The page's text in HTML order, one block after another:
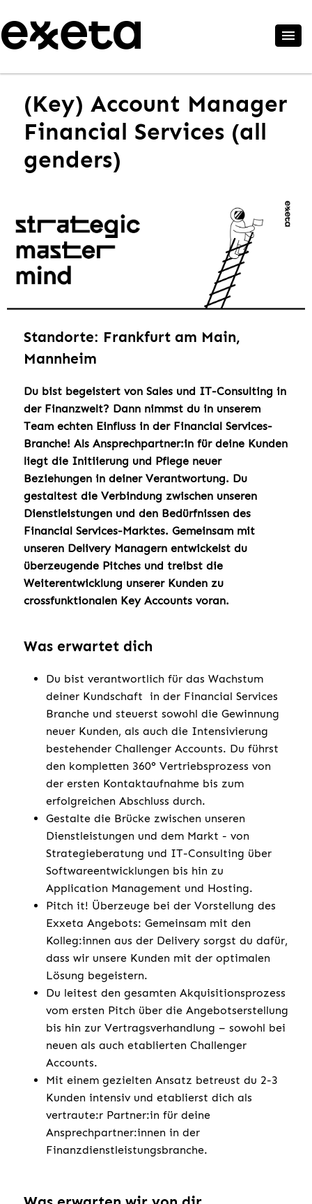
(Key) Account Manager
Financial Services (all
genders)
Standorte: Frankfurt am Main,
Mannheim
Du bist begeistert von Sales und IT-Consulting in
der Finanzwelt? Dann nimmst du in unserem
Team echten Einfluss in der Financial Services-
Branche! Als Ansprechpartner:in für deine Kunden
liegt die Initiierung und Pflege neuer
Beziehungen in deiner Verantwortung. Du
gestaltest die Verbindung zwischen unseren
Dienstleistungen und den Bedürfnissen des
Financial Services-Marktes. Gemeinsam mit
unseren Delivery Managern entwickelst du
überzeugende Pitches und treibst die
Weiterentwicklung unserer Kunden zu
crossfunktionalen Key Accounts voran.
Was erwartet dich
Du bist verantwortlich für das Wachstum
deiner Kundschaft in der Financial Services
Branche und steuerst sowohl die Gewinnung
neuer Kunden, als auch die Intensivierung
bestehender Challenger Accounts. Du führst
den kompletten 360° Vertriebsprozess von
der ersten Kontaktaufnahme bis zum
erfolgreichen Abschluss durch.
Gestalte die Brücke zwischen unseren
Dienstleistungen und dem Markt - von
Strategieberatung und IT-Consulting über
Softwareentwicklungen bis hin zu
Application Management und Hosting.
Pitch it! Überzeuge bei der Vorstellung des
Exxeta Angebots: Gemeinsam mit den
Kolleg:innen aus der Delivery sorgst du dafür,
dass wir unsere Kunden mit der optimalen
Lösung begeistern.
Du leitest den gesamten Akquisitionsprozess
vom ersten Pitch über die Angebotserstellung
bis hin zur Vertragsverhandlung – sowohl bei
neuen als auch etablierten Challenger
Accounts.
Mit einem gezielten Ansatz betreust du 2-3
Kunden intensiv und etablierst dich als
vertraute:r Partner:in für deine
Ansprechpartner:innen in der
Finanzdienstleistungsbranche.